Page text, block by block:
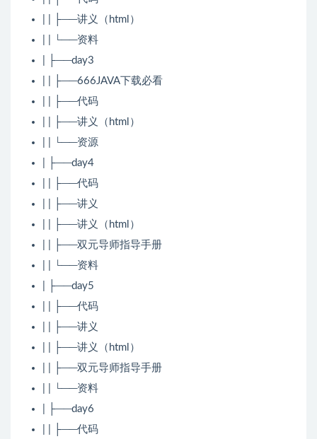
| | ├──讲义（html）
| | └──资料
| ├──day3
| | ├──666JAVA下载必看
| | ├──代码
| | ├──讲义（html）
| | └──资源
| ├──day4
| | ├──代码
| | ├──讲义
| | ├──讲义（html）
| | ├──双元导师指导手册
| | └──资料
| ├──day5
| | ├──代码
| | ├──讲义
| | ├──讲义（html）
| | ├──双元导师指导手册
| | └──资料
| ├──day6
| | ├──代码